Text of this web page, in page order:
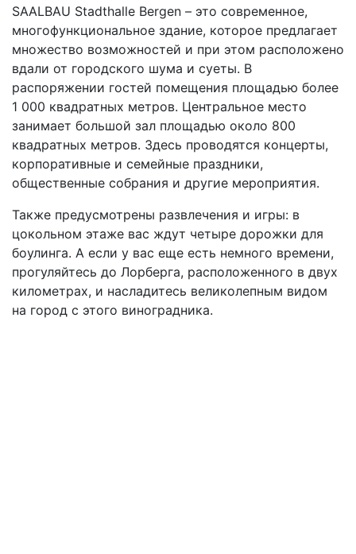
SAALBAU Stadthalle Bergen – это современное,
многофункциональное здание, которое предлагает
множество возможностей и при этом расположено
вдали от городского шума и суеты. В
распоряжении гостей помещения площадью более
1 000 квадратных метров. Центральное место
занимает большой зал площадью около 800
квадратных метров. Здесь проводятся концерты,
корпоративные и семейные праздники,
общественные собрания и другие мероприятия.
Также предусмотрены развлечения и игры: в
цокольном этаже вас ждут четыре дорожки для
боулинга. А если у вас еще есть немного времени,
прогуляйтесь до Лорберга, расположенного в двух
километрах, и насладитесь великолепным видом
на город с этого виноградника.